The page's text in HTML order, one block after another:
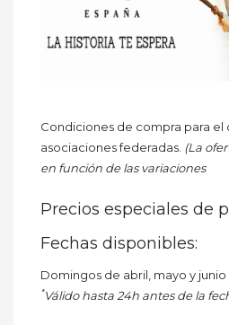
Condiciones de compra para el
asociaciones federadas. (La
en función de las variaciones
Precios especiales de
Fechas disponibles:
Domingos de abril, mayo y junio
*Válido hasta 24h antes de la